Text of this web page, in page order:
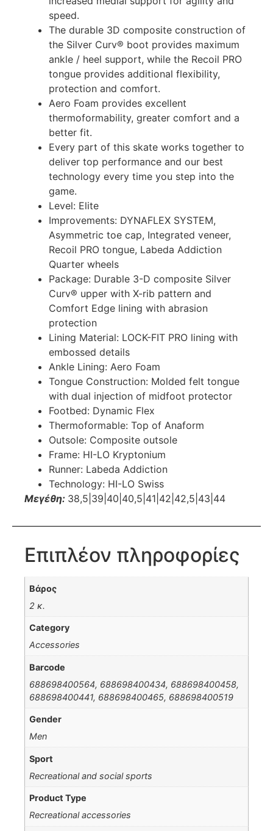
speed.
The durable 3D composite construction of
the Silver Curv® boot provides maximum
ankle / heel support, while the Recoil PRO
tongue provides additional flexibility,
protection and comfort.
Aero Foam provides excellent
thermoformability, greater comfort and a
better fit.
Every part of this skate works together to
deliver top performance and our best
technology every time you step into the
game.
Level: Elite
Improvements: DYNAFLEX SYSTEM,
Asymmetric toe cap, Integrated veneer,
Recoil PRO tongue, Labeda Addiction
Quarter wheels
Package: Durable 3-D composite Silver
Curv® upper with X-rib pattern and
Comfort Edge lining with abrasion
protection
Lining Material: LOCK-FIT PRO lining with
embossed details
Ankle Lining: Aero Foam
Tongue Construction: Molded felt tongue
with dual injection of midfoot protector
Footbed: Dynamic Flex
Thermoformable: Top of Anaform
Outsole: Composite outsole
Frame: HI-LO Kryptonium
Runner: Labeda Addiction
Technology: HI-LO Swiss
Μεγέθη: 38,5|39|40|40,5|41|42|42,5|43|44
Επιπλέον πληροφορίες
Βάρος
2 κ.
Category
Accessories
Barcode
688698400564, 688698400434, 688698400458,
688698400441, 688698400465, 688698400519
Gender
Men
Sport
Recreational and social sports
Product Type
Recreational accessories